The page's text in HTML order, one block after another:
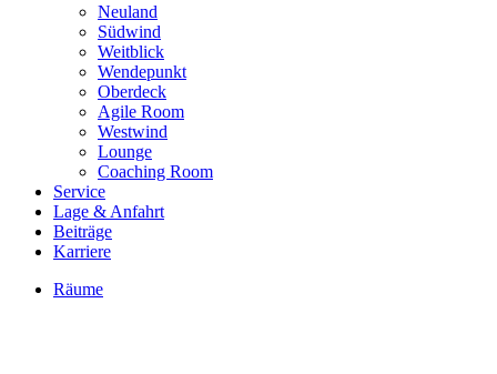
Neuland
Südwind
Weitblick
Wendepunkt
Oberdeck
Agile Room
Westwind
Lounge
Coaching Room
Service
Lage & Anfahrt
Beiträge
Karriere
Räume